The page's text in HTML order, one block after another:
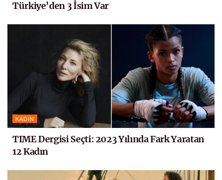
Türkiye’den 3 İsim Var
KADIN
TIME Dergisi Seçti: 2023 Yılında Fark Yaratan
12 Kadın